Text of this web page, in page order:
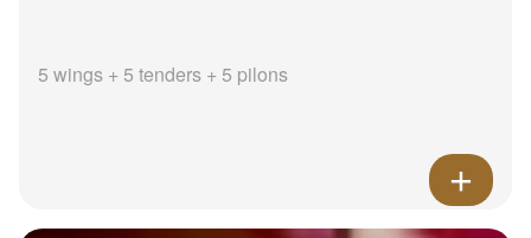
5 wings + 5 tenders + 5 pilons